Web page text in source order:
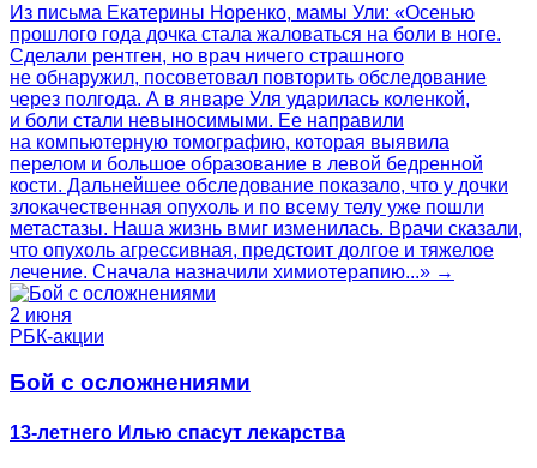
Из письма Екатерины Норенко, мамы Ули: «Осенью
прошлого года дочка стала жаловаться на боли в ноге.
Сделали рентген, но врач ничего страшного
не обнаружил, посоветовал повторить обследование
через полгода. А в январе Уля ударилась коленкой,
и боли стали невыносимыми. Ее направили
на компьютерную томографию, которая выявила
перелом и большое образование в левой бедренной
кости. Дальнейшее обследование показало, что у дочки
злокачественная опухоль и по всему телу уже пошли
метастазы. Наша жизнь вмиг изменилась. Врачи сказали,
что опухоль агрессивная, предстоит долгое и тяжелое
лечение. Сначала назначили химиотерапию...» →
2 июня
РБК-акции
Бой с осложнениями
13-летнего Илью спасут лекарства